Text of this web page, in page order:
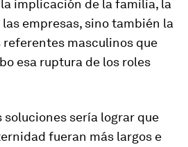
implicación de la familia, la
empresas, sino también la
masculinos que
esa ruptura de los roles
soluciones sería lograr que
fueran más largos e